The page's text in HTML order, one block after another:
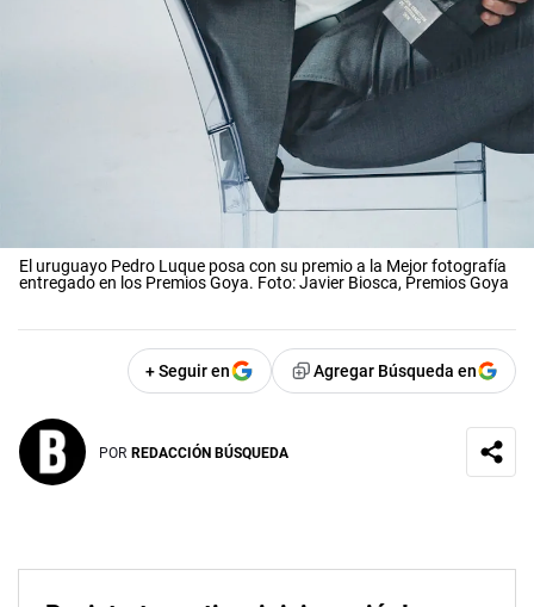
El uruguayo Pedro Luque posa con su premio a la Mejor fotografía
entregado en los Premios Goya. Foto: Javier Biosca, Premios Goya
+ Seguir en Agregar Búsqueda en
POR REDACCIÓN BÚSQUEDA